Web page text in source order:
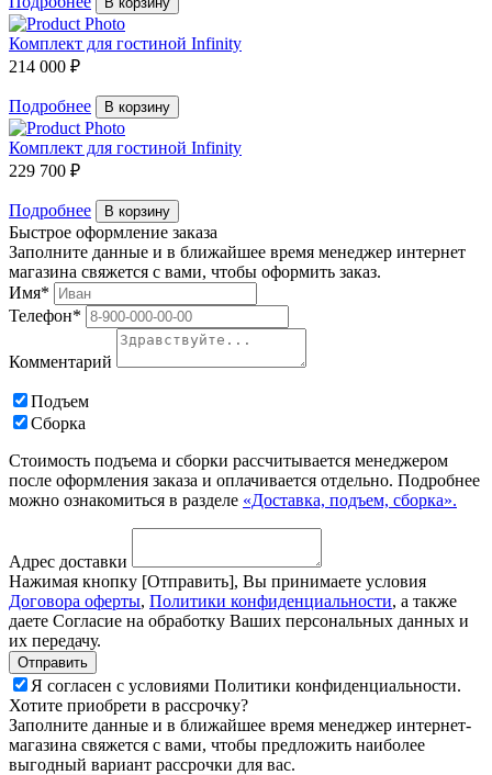
Комплект для гостиной Infinity
214 000 ₽
Подробнее В корзину
Комплект для гостиной Infinity
229 700 ₽
Подробнее В корзину
Быстрое оформление заказа
Заполните данные и в ближайшее время менеджер интернет
магазина свяжется с вами, чтобы оформить заказ.
Имя*
Телефон*
Комментарий
Подъем
Сборка
Стоимость подъема и сборки рассчитывается менеджером
после оформления заказа и оплачивается отдельно. Подробнее
можно ознакомиться в разделе «Доставка, подъем, сборка».
Адрес доставки
Нажимая кнопку [Отправить], Вы принимаете условия
Договора оферты, Политики конфиденциальности, а также
даете Согласие на обработку Ваших персональных данных и
их передачу.
Я согласен с условиями Политики конфиденциальности.
Хотите приобрети в рассрочку?
Заполните данные и в ближайшее время менеджер интернет-
магазина свяжется с вами, чтобы предложить наиболее
выгодный вариант рассрочки для вас.